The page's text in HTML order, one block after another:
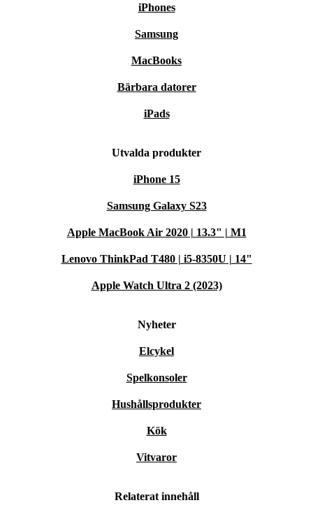
iPhones
Samsung
MacBooks
Bärbara datorer
iPads
Utvalda produkter
iPhone 15
Samsung Galaxy S23
Apple MacBook Air 2020 | 13.3" | M1
Lenovo ThinkPad T480 | i5-8350U | 14"
Apple Watch Ultra 2 (2023)
Nyheter
Elcykel
Spelkonsoler
Hushållsprodukter
Kök
Vitvaror
Relaterat innehåll